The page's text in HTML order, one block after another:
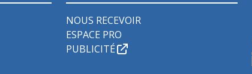
NOUS RECEVOIR
ESPACE PRO
PUBLICITÉ